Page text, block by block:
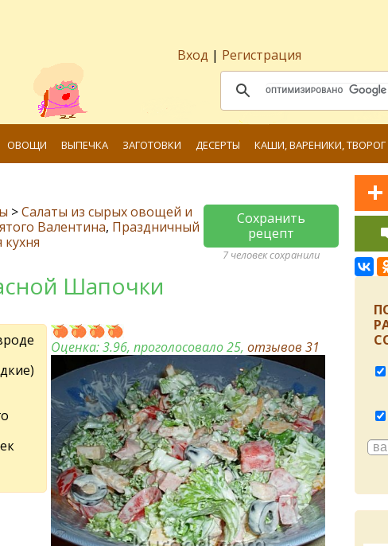
Вход | Регистрация
ОВОЩИ ВЫПЕЧКА ЗАГОТОВКИ ДЕСЕРТЫ КАШИ, ВАРЕНИКИ, ТВОРОГ
>Салаты из сырых овощей и
Валентина, Праздничный
кухня
Сохранить
рецепт
7 человек сохранили
Шапочки
Оценка:3.96, проголосовало 25,отзывов31